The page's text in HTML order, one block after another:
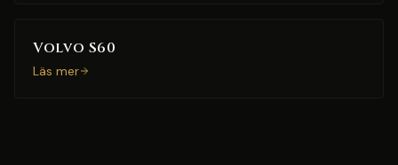
Volvo S60
Läs mer